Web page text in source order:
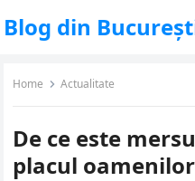
Blog din
Home Actualitate
De ce este
placul oamenilor